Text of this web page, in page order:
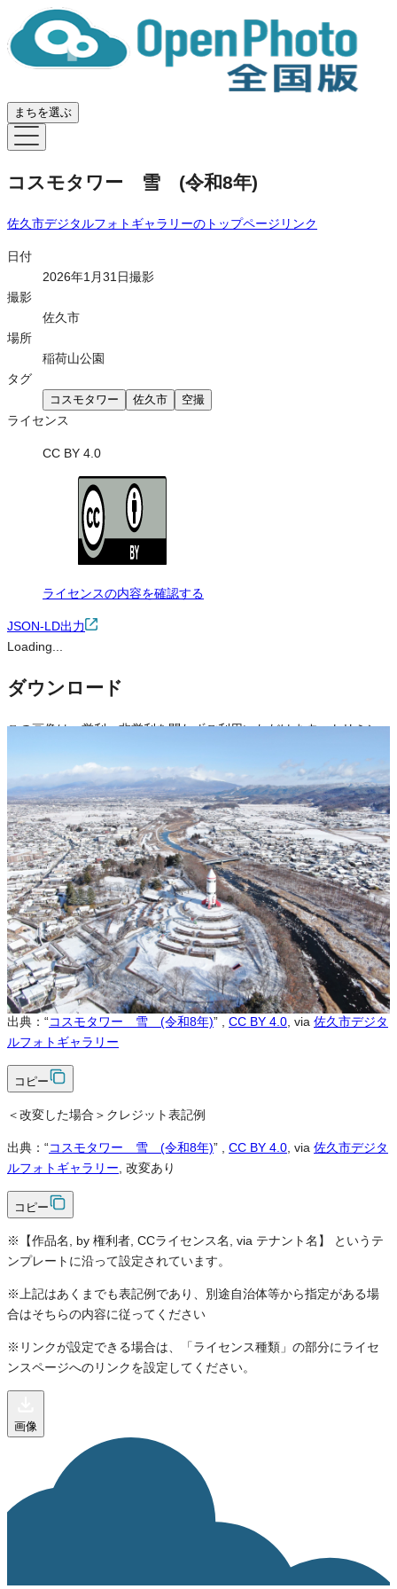
まちを選ぶ
コスモタワー 雪 (令和8年)
佐久市デジタルフォトギャラリーのトップページリンク
日付
2026年1月31日撮影
撮影
佐久市
場所
稲荷山公園
タグ
コスモタワー 佐久市 空撮
ライセンス
CC BY 4.0
ライセンスの内容を確認する
JSON-LD出力
Loading...
ダウンロード
この画像は、営利・非営利を問わずご利用いただけます。トリミン
※本サイトの利用規約 も適用されます。
営利利用
可
改変
可
クレジット表記
必須
クレジット表記例
出典：“コスモタワー 雪 (令和8年)” CC BY 4.0 , via 佐久市デジタ
ルフォトギャラリー
コピー
＜改変した場合＞クレジット表記例
出典：“コスモタワー 雪 (令和8年)” CC BY 4.0 , via 佐久市デジタ
ルフォトギャラリー , 改変あり
コピー
※【作品名, by 権利者, CCライセンス名, via テナント名】 というテ
ンプレートに沿って設定されています。
※上記はあくまでも表記例であり、別途自治体等から指定がある場
合はそちらの内容に従ってください
※リンクが設定できる場合は、「ライセンス種類」の部分にライセ
ンスページへのリンクを設定してください。
画像